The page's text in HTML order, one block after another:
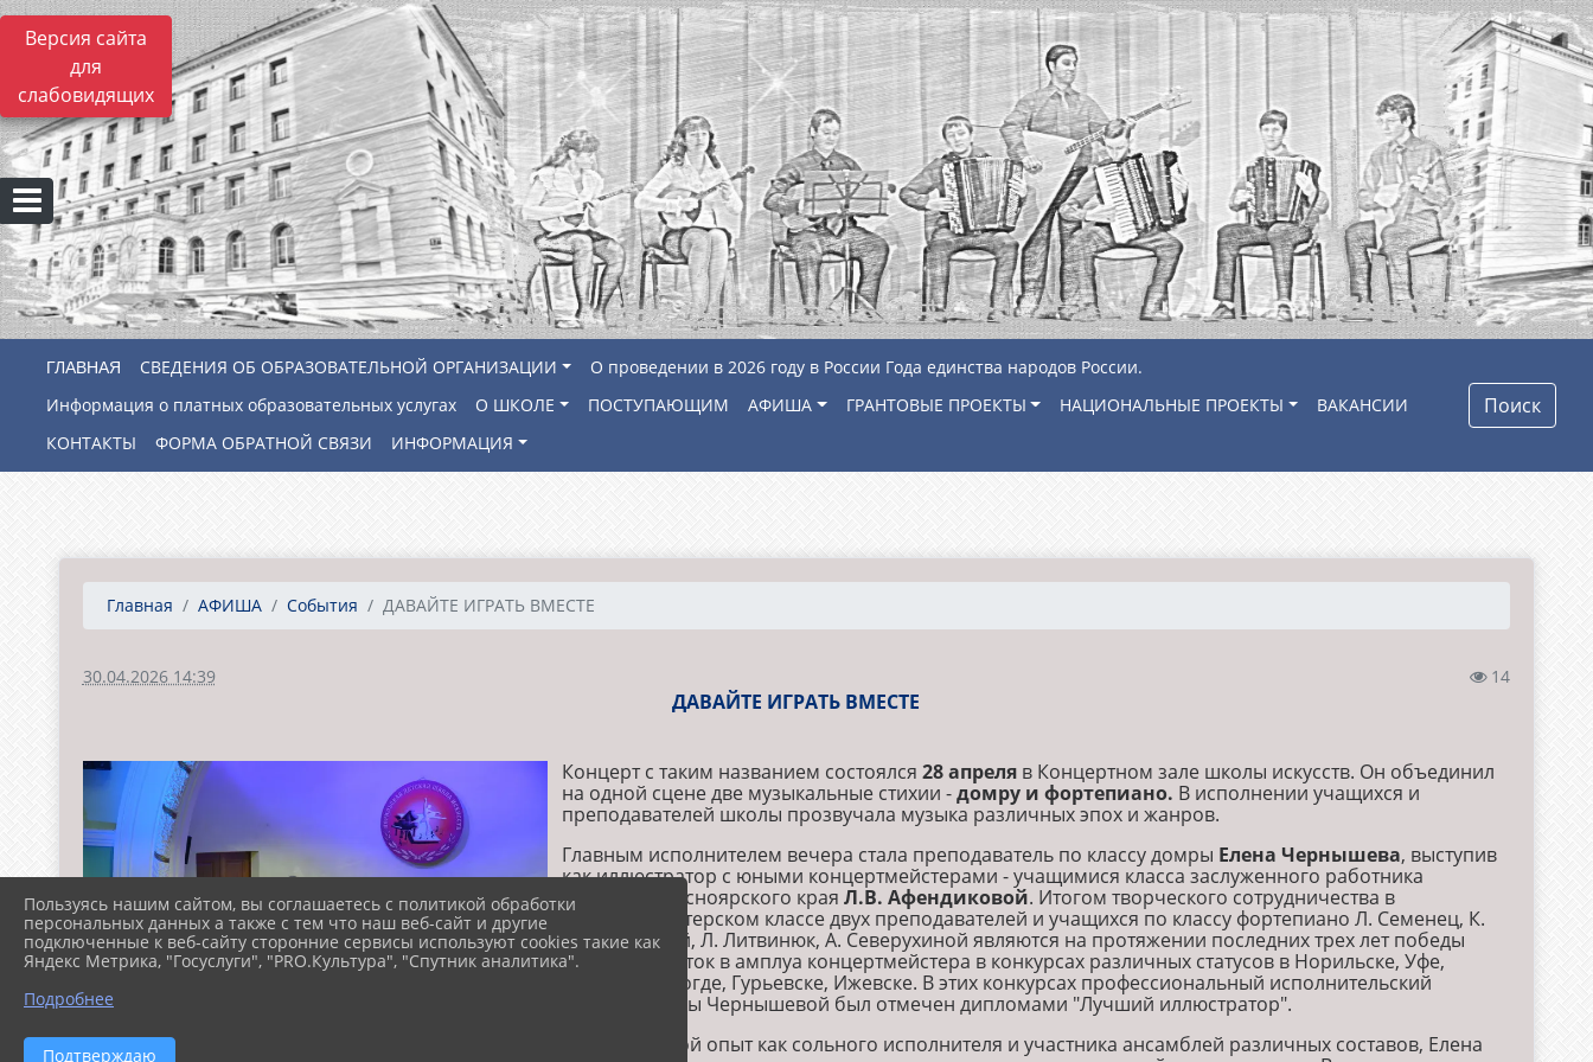
Версия сайта
для
слабовидящих
СВЕДЕНИЯ ОБ ОБРАЗОВАТЕЛЬНОЙ ОРГАНИЗАЦИИ
О проведении в 2026 году в России Года единства народов России.
Информация о платных образовательных услугах
О ШКОЛЕ ПОСТУПАЮЩИМ АФИША ГРАНТОВЫЕ ПРОЕКТЫ НАЦИОНАЛЬНЫЕ ПРОЕКТЫ
ВАКАНСИИ
КОНТАКТЫ
ФОРМА ОБРАТНОЙ СВЯЗИ ИНФОРМАЦИЯ
Поиск
Главная АФИША События ДАВАЙТЕ ИГРАТЬ ВМЕСТЕ
30.04.2026 14:39 14
ДАВАЙТЕ ИГРАТЬ ВМЕСТЕ
Концерт с таким названием состоялся28 апреля в Концертном зале школы искусств. Он объединил
на одной сцене две музыкальные стихии -домру и фортепиано. В исполнении учащихся и
преподавателей школы прозвучала музыка различных эпох и жанров.
Главным исполнителем вечера стала преподаватель по классу домры Елена Чернышева, выступив
как иллюстратор с юными концертмейстерами - учащимися класса заслуженного работника
культуры Красноярского краяЛ.В. Афендиковой. Итогом творческого сотрудничества в
концертмейстерском классе двух преподавателей и учащихся по классу фортепиано Л. Семенец, К.
Подкаменной, Л. Литвинюк, А. Северухиной являются на протяжении последних трех лет победы
юных пианисток в амплуа концертмейстера в конкурсах различных статусов в Норильске, Уфе,
Гатчине, Вологде, Гурьевске, Ижевске. В этих конкурсах профессиональный исполнительский
уровень Елены Чернышевой был отмечен дипломами "Лучший иллюстратор".
Имея большой опыт как сольного исполнителя и участника ансамблей различных составов, Елена
Пользуясь нашим сайтом, вы соглашаетесь с политикой обработки
персональных данных а также с тем что наш веб-сайт и другие
подключенные к веб-сайту сторонние сервисы используют cookies такие как
Яндекс Метрика, "Госуслуги", "PRO.Культура", "Спутник аналитика".
Подробнее
Подтверждаю